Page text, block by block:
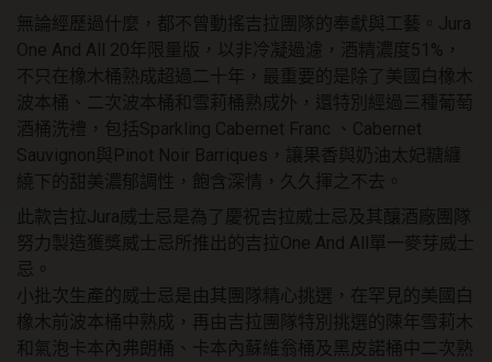
威
士
忌
數
量
無論經歷過什麼，都不曾動搖吉拉團隊的奉獻與工藝。Jura
One And All 20年限量版，以非冷凝過濾，酒精濃度51%，
不只在橡木桶熟成超過二十年，最重要的是除了美國白橡木
波本桶、二次波本桶和雪莉桶熟成外，還特別經過三種葡萄
酒桶洗禮，包括Sparkling Cabernet Franc 、Cabernet
Sauvignon與Pinot Noir Barriques，讓果香與奶油太妃糖纏
繞下的甜美濃郁調性，飽含深情，久久揮之不去。
此款吉拉Jura威士忌是為了慶祝吉拉威士忌及其釀酒廠團隊
努力製造獲獎威士忌所推出的吉拉One And All單一麥芽威士
忌。
小批次生產的威士忌是由其團隊精心挑選，在罕見的美國白
橡木前波本桶中熟成，再由吉拉團隊特別挑選的陳年雪莉木
和氣泡卡本內弗朗桶、卡本內蘇維翁桶及黑皮諾桶中二次熟